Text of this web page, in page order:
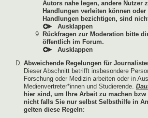
Autors nahe legen, andere Nutzer
Handlungen verleiten können
Handlungen bezichtigen, sind
Rückfragen zur Moderation bitte
öffentlich im Forum.
Abweichende Regelungen für
Dieser Abschnitt betrifft insbesondere
Forschung oder Medizin arbeiten oder in
Medienvertreter*innen und Studierende.
hier sind, um Ihre Arbeit zu machen
nicht falls Sie nur selbst Selbsthilfe in
gelten diese Regeln: